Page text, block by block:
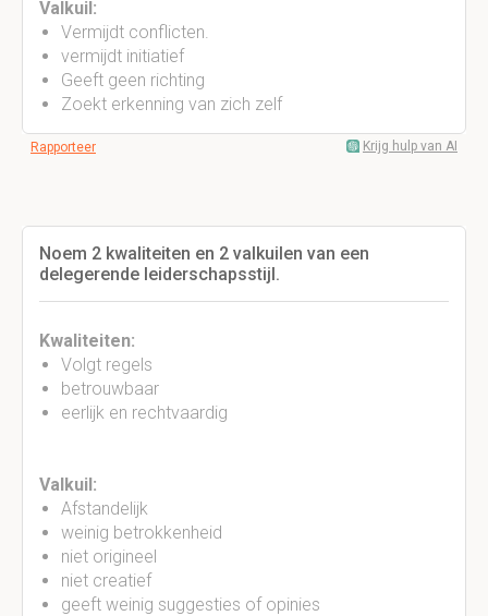
Valkuil:
Vermijdt conflicten.
vermijdt initiatief
Geeft geen richting
Zoekt erkenning van zich zelf
Rapporteer Krijg hulp van AI
Noem 2 kwaliteiten en 2 valkuilen van een
delegerende leiderschapsstijl.
Kwaliteiten:
Volgt regels
betrouwbaar
eerlijk en rechtvaardig
Valkuil:
Afstandelijk
weinig betrokkenheid
niet origineel
niet creatief
geeft weinig suggesties of opinies